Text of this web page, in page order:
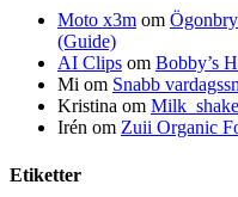
Moto x3m om
(Guide)
AI Clips om Bobby’s
Mi om Snabb
Kristina om
Irén om Zuii Organic
Etiketter